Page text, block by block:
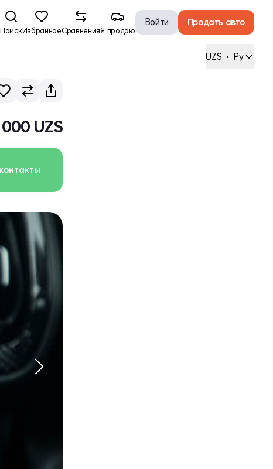
ПоискИзбранноеСравненияЯ продаю
Войти Продать авто
UZS • Ру
UZS